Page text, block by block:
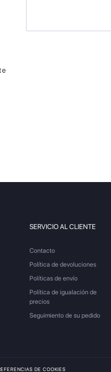
SERVICIO AL CLIENTE
Contacto
Política de devoluciones
Políticas de envío
Política de igualación de
precios
Seguimiento de su pedido
DE COOKIES